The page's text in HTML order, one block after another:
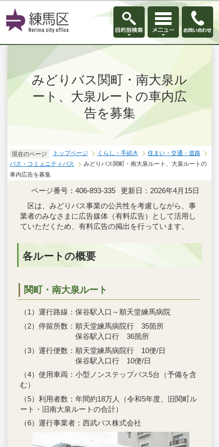
このページの本文へ移動
みどりバス関町・南大泉ル
ート、大泉ルートの車内広
告を募集
現在のページ トップページ くらし・手続き
住まい・交通・道路
バス・コミュニティバス
みどりバス関町・南大泉ルート、大泉ルートの
車内広告を募集
ページ番号：406-893-335
更新日：2026年4月15日
区は、みどりバス事業の公共性を考慮しながら、事
業者のみなさまに広告媒体（有料広告）として活用し
ていただくため、有料広告の掲出を行っています。
各ルートの概要
関町・南大泉ルート
（1）運行路線：保谷駅入口～順天堂練馬病院
（2）停留所数：順天堂練馬病院行 35箇所
保谷駅入口行 36箇所
（3）運行便数：順天堂練馬病院行 10便/日
保谷駅入口行 10便/日
（4）使用車両：小型ノンステップバス5台（予備を含
む）
（5）利用者数：年間約18万人（令和5年度、旧関町ル
ート・旧南大泉ルートの合計）
（6）運行事業者：西武バス株式会社